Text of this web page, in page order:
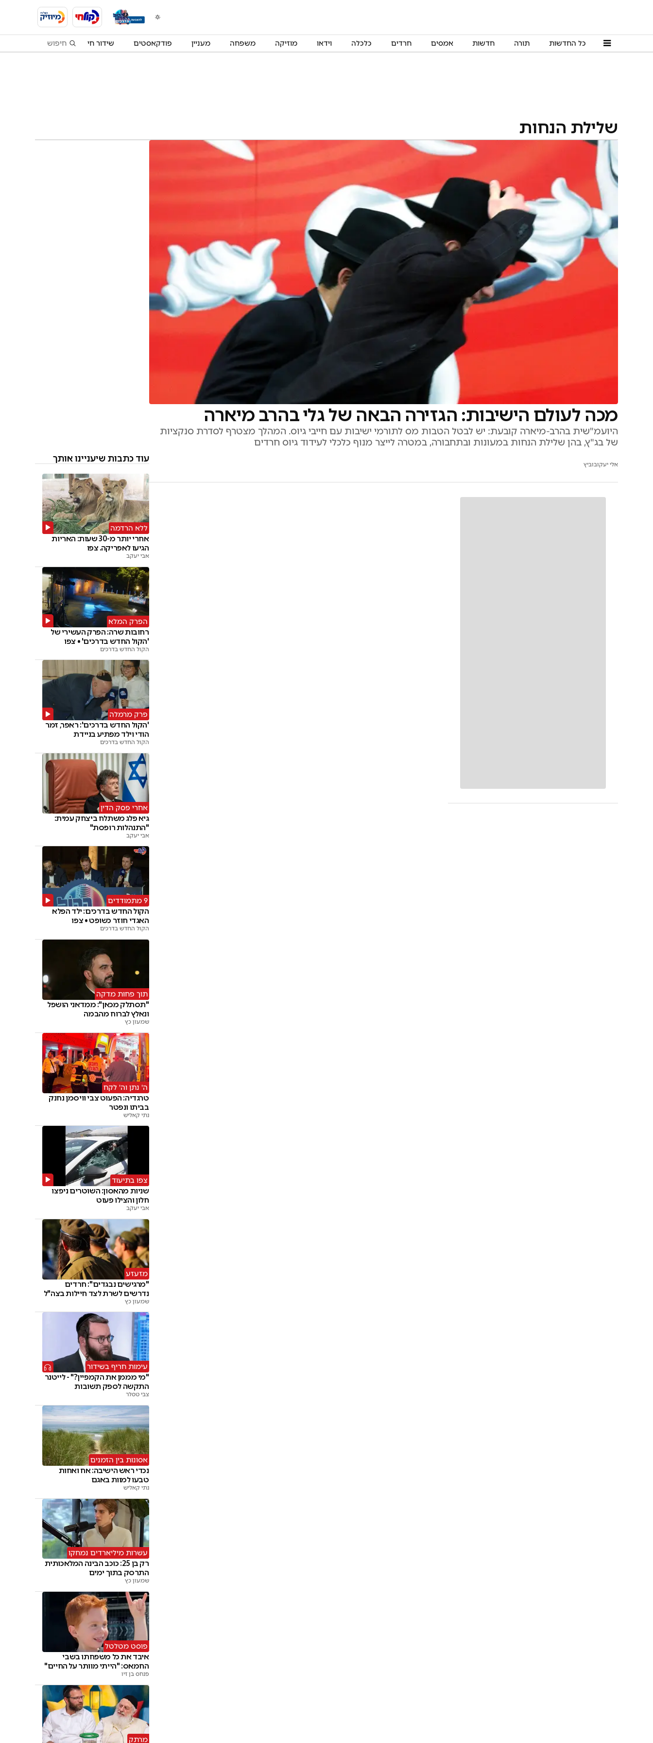
כל החדשות תורה חדשות אמסים חרדים כלכלה וידאו מוזיקה משפחה מעניין פודקאסטים שידור חי
שלילת הנחות
מכה לעולם הישיבות: הגזירה הבאה של גלי בהרב מיארה
היועמ"שית בהרב-מיארה קובעת: יש לבטל הטבות מס לתורמי ישיבות עם חייבי גיוס. המהלך מצטרף לסדרת סנקציות
של בג"ץ, בהן שלילת הנחות במעונות ובתחבורה, במטרה לייצר מנוף כלכלי לעידוד גיוס חרדים
אלי יעקובוביץ
עוד כתבות שיעניינו אותך
ללא הרדמה
אחרי יותר מ-30 שעות: האריות
הגיעו לאפריקה. צפו
אבי יעקב
הפרק המלא
רחובות שרה: הפרק העשירי של
'הקול החדש בדרכים' • צפו
הקול החדש בדרכים
פרק מרמלה
'הקול החדש בדרכים': ראפר, זמר
הודי וילד מפתיע בניידת
הקול החדש בדרכים
אחרי פסק הדין
גיא פלג משתלח ביצחק עמית:
"התנהלות רופסת"
אבי יעקב
9 מתמודדים
הקול החדש בדרכים: ילד הפלא
האגדי חוזר כשופט • צפו
הקול החדש בדרכים
תוך פחות מדקה
"תסתלק מכאן": ממדאני הושפל
ונאלץ לברוח מהבמה
שמעון כץ
ה' נתן וה' לקח
טרגדיה: הפעוט צבי וויסמן נחנק
בביתו ונפטר
נתי קאליש
צפו בתיעוד
שניות מהאסון: השוטרים ניפצו
חלון והצילו פעוט
אבי יעקב
מזעזע
"מרגישים נבגדים": חרדים
נדרשים לשרת לצד חיילות בצה"ל
שמעון כץ
עימות חריף בשידור
"מי מממן את הקמפיין?" - לייטנר
התקשה לספק תשובות
צבי טסלר
אסונות בין הזמנים
נכדי ראש הישיבה: אח ואחות
טבעו למוות באגם
נתי קאליש
עשרות מיליארדים נמחקו
רק בן 25: כוכב הבינה המלאכותית
התרסק בתוך ימים
שמעון כץ
פוסט מטלטל
איבד את כל משפחתו בשבי
החמאס: "הייתי מוותר על החיים"
פנחס בן זיו
מרתק